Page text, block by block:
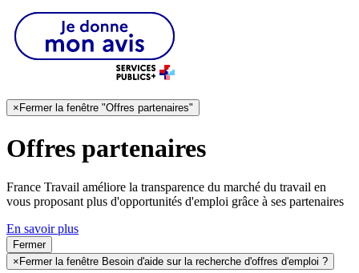
× Fermer la fenêtre "Offres partenaires"
Offres partenaires
France Travail améliore la transparence du marché du travail en
vous proposant plus d'opportunités d'emploi grâce à ses partenaires
En savoir plus
Fermer
× Fermer la fenêtre Besoin d'aide sur la recherche d'offres d'emploi ?